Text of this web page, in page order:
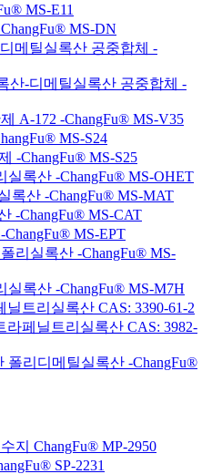
MS-E11
MS-DN
메틸실록산 공중합체 -
산-디메틸실록산 공중합체 -
A-172 -ChangFu® MS-V35
MS-S24
-ChangFu® MS-S25
록산 -ChangFu® MS-OHET
록산 -ChangFu® MS-MAT
-ChangFu® MS-CAT
MS-EPT
리실록산 -ChangFu® MS-
록산 -ChangFu® MS-M7H
닐트리실록산 CAS: 3390-61-2
라페닐트리실록산 CAS: 3982-
폴리디메틸실록산 -ChangFu®
지 ChangFu® MP-2950
SP-2231